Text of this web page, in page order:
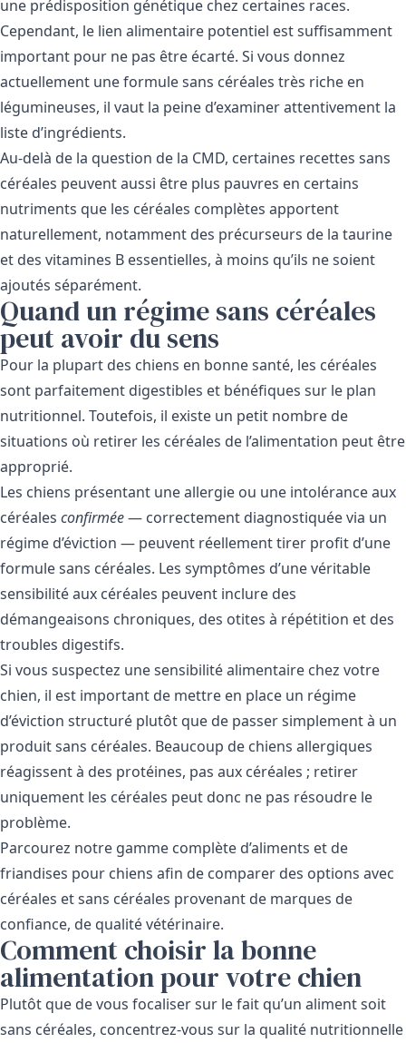
une prédisposition génétique chez certaines races.
Cependant, le lien alimentaire potentiel est suffisamment
important pour ne pas être écarté. Si vous donnez
actuellement une formule sans céréales très riche en
légumineuses, il vaut la peine d’examiner attentivement la
liste d’ingrédients.
Au-delà de la question de la CMD, certaines recettes sans
céréales peuvent aussi être plus pauvres en certains
nutriments que les céréales complètes apportent
naturellement, notamment des précurseurs de la taurine
et des vitamines B essentielles, à moins qu’ils ne soient
ajoutés séparément.
Quand un régime sans céréales
peut avoir du sens
Pour la plupart des chiens en bonne santé, les céréales
sont parfaitement digestibles et bénéfiques sur le plan
nutritionnel. Toutefois, il existe un petit nombre de
situations où retirer les céréales de l’alimentation peut être
approprié.
Les chiens présentant une allergie ou une intolérance aux
céréales confirmée— correctement diagnostiquée via un
régime d’éviction — peuvent réellement tirer profit d’une
formule sans céréales. Les symptômes d’une véritable
sensibilité aux céréales peuvent inclure des
démangeaisons chroniques, des otites à répétition et des
troubles digestifs.
Si vous suspectez une sensibilité alimentaire chez votre
chien, il est important de mettre en place un régime
d’éviction structuré plutôt que de passer simplement à un
produit sans céréales. Beaucoup de chiens allergiques
réagissent à des protéines, pas aux céréales ; retirer
uniquement les céréales peut donc ne pas résoudre le
problème.
Parcourez notre gamme complète d’aliments et de
friandises pour chiens afin de comparer des options avec
céréales et sans céréales provenant de marques de
confiance, de qualité vétérinaire.
Comment choisir la bonne
alimentation pour votre chien
Plutôt que de vous focaliser sur le fait qu’un aliment soit
sans céréales, concentrez-vous sur la qualité nutritionnelle